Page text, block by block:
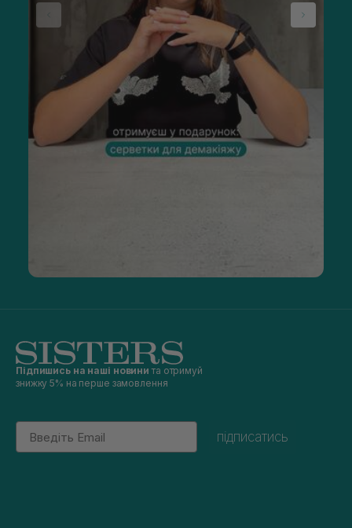
Підпишись на наші новини та отримуй
знижку 5% на перше замовлення
Email
підписатись